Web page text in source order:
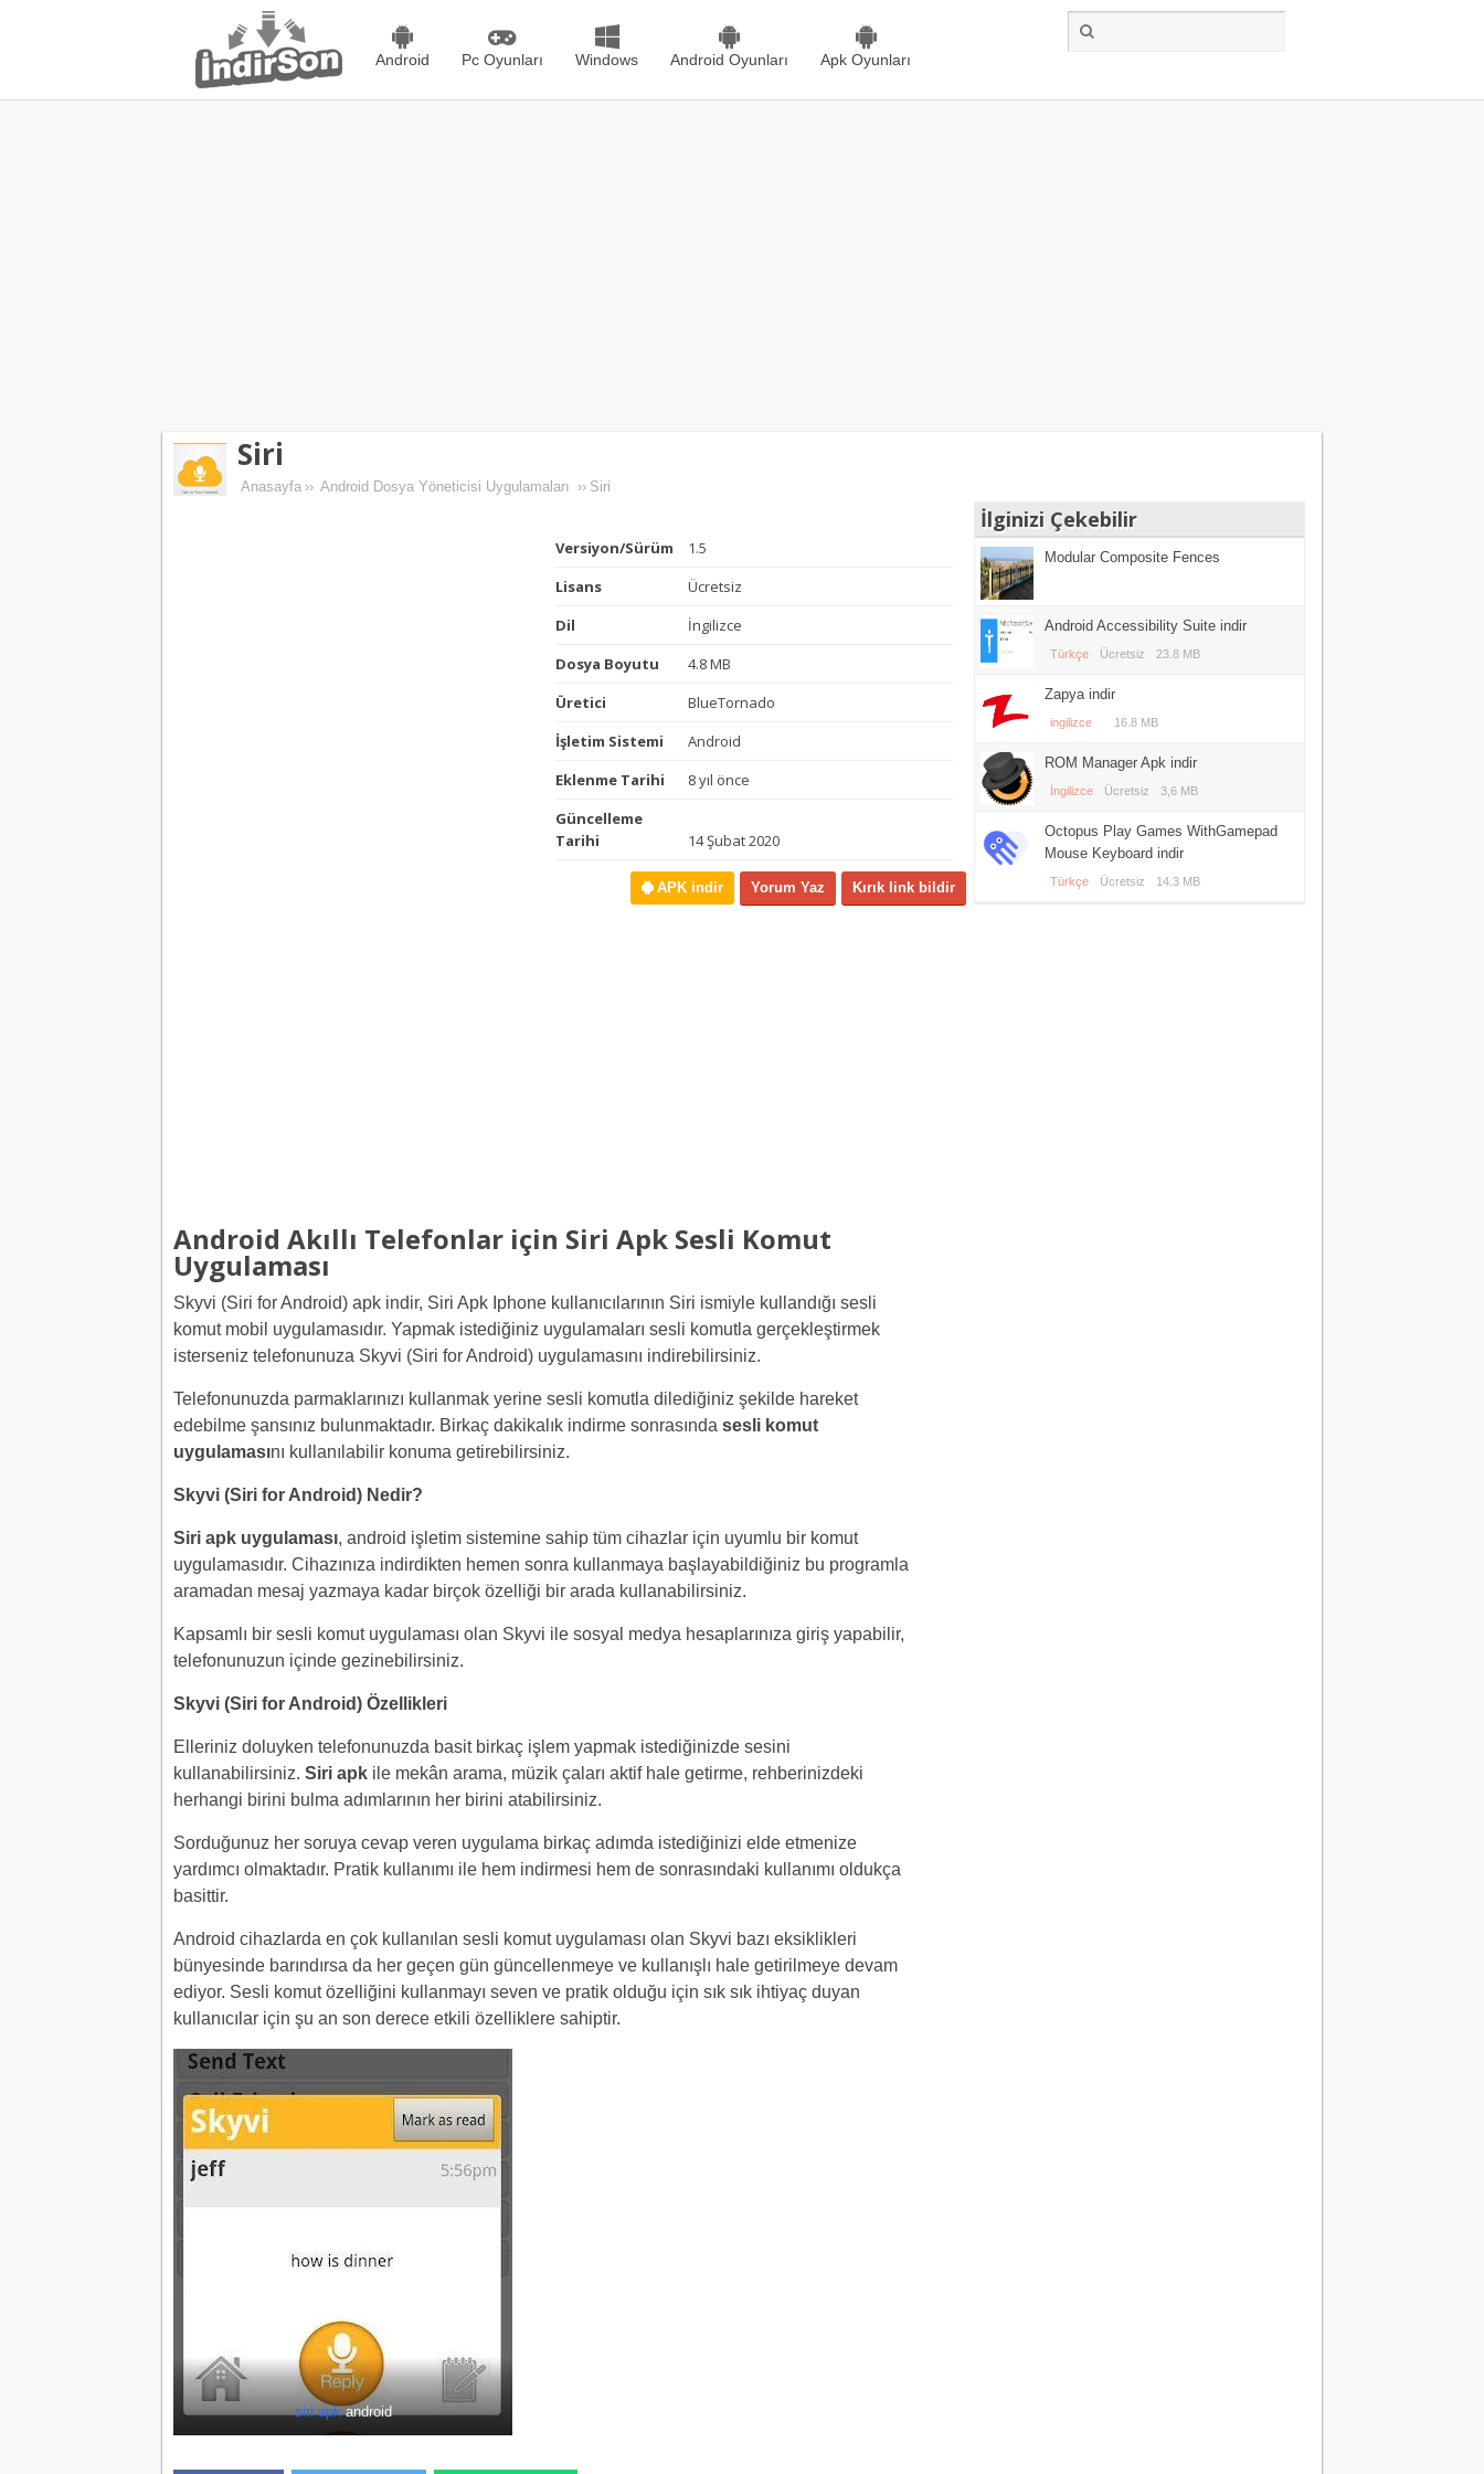
Android Pc Oyunları Windows Android Oyunları Apk Oyunları
Siri
Anasayfa ›› Android Dosya Yöneticisi Uygulamaları ›› Siri
Versiyon/Sürüm
1.5
Lisans
Ücretsiz
Dil
İngilizce
Dosya Boyutu
4.8 MB
Üretici
BlueTornado
İşletim Sistemi
Android
Eklenme Tarihi
8 yıl önce
Güncelleme
Tarihi
14 Şubat 2020
Kırık link bildir
Yorum Yaz
APK indir
Android Akıllı Telefonlar için Siri Apk Sesli Komut
Uygulaması
Skyvi (Siri for Android) apk indir, Siri Apk Iphone kullanıcılarının Siri ismiyle kullandığı sesli
komut mobil uygulamasıdır. Yapmak istediğiniz uygulamaları sesli komutla gerçekleştirmek
isterseniz telefonunuza Skyvi (Siri for Android) uygulamasını indirebilirsiniz.
Telefonunuzda parmaklarınızı kullanmak yerine sesli komutla dilediğiniz şekilde hareket
edebilme şansınız bulunmaktadır. Birkaç dakikalık indirme sonrasında sesli komut
uygulamasını kullanılabilir konuma getirebilirsiniz.
Skyvi (Siri for Android) Nedir?
Siri apk uygulaması, android işletim sistemine sahip tüm cihazlar için uyumlu bir komut
uygulamasıdır. Cihazınıza indirdikten hemen sonra kullanmaya başlayabildiğiniz bu programla
aramadan mesaj yazmaya kadar birçok özelliği bir arada kullanabilirsiniz.
Kapsamlı bir sesli komut uygulaması olan Skyvi ile sosyal medya hesaplarınıza giriş yapabilir,
telefonunuzun içinde gezinebilirsiniz.
Skyvi (Siri for Android) Özellikleri
Elleriniz doluyken telefonunuzda basit birkaç işlem yapmak istediğinizde sesini
kullanabilirsiniz. Siri apk ile mekân arama, müzik çaları aktif hale getirme, rehberinizdeki
herhangi birini bulma adımlarının her birini atabilirsiniz.
Sorduğunuz her soruya cevap veren uygulama birkaç adımda istediğinizi elde etmenize
yardımcı olmaktadır. Pratik kullanımı ile hem indirmesi hem de sonrasındaki kullanımı oldukça
basittir.
Android cihazlarda en çok kullanılan sesli komut uygulaması olan Skyvi bazı eksiklikleri
bünyesinde barındırsa da her geçen gün güncellenmeye ve kullanışlı hale getirilmeye devam
ediyor. Sesli komut özelliğini kullanmayı seven ve pratik olduğu için sık sık ihtiyaç duyan
kullanıcılar için şu an son derece etkili özelliklere sahiptir.
siri apkandroid
İlginizi Çekebilir
Modular Composite Fences
Android Accessibility Suite indir
Türkçe Ücretsiz 23.8 MB
Zapya indir
ingilizce 16.8 MB
ROM Manager Apk indir
İngilizce Ücretsiz 3,6 MB
Octopus Play Games WithGamepad
Mouse Keyboard indir
Türkçe Ücretsiz 14.3 MB